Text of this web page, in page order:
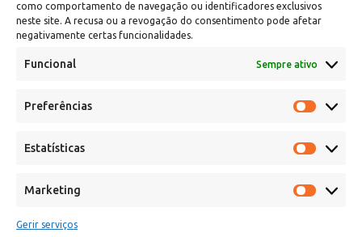
como comportamento de navegação ou identificadores exclusivos
neste site. A recusa ou a revogação do consentimento pode afetar
negativamente certas funcionalidades.
Funcional Sempre ativo
Preferências
Estatísticas
Marketing
Gerir serviços
Calle Campanar, 4º, 03330 Crevillent (Alicante)
Aviso Legal